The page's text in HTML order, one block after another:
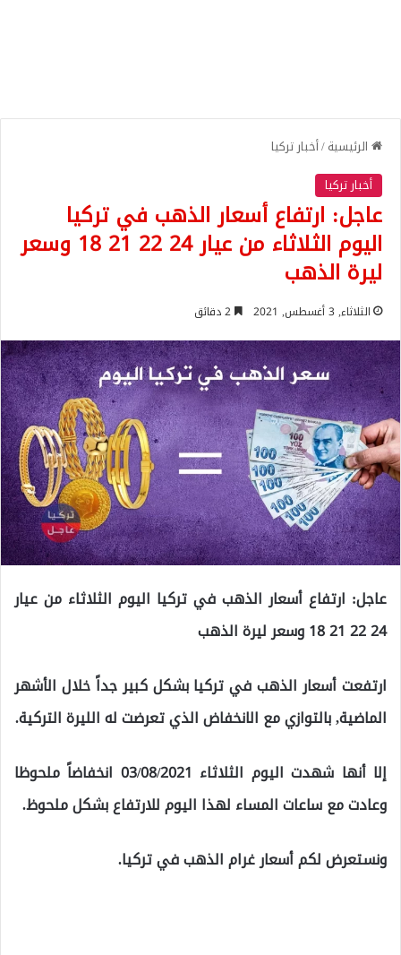
الرئيسية/أخبار تركيا
أخبار تركيا
عاجل: ارتفاع أسعار الذهب في تركيا
اليوم الثلاثاء من عيار 24 22 21 18 وسعر
ليرة الذهب
الثلاثاء, 3 أغسطس, 2021
عاجل: ارتفاع أسعار الذهب في تركيا اليوم الثلاثاء من عيار
24 22 21 18 وسعر ليرة الذهب
ارتفعت أسعار الذهب في تركيا بشكل كبير جداً خلال الأشهر
الماضية, بالتوازي مع الانخفاض الذي تعرضت له الليرة التركية.
إلا أنها شهدت اليوم الثلاثاء 03/08/2021 انخفاضاً ملحوظا
وعادت مع ساعات المساء لهذا اليوم للارتفاع بشكل ملحوظ.
ونستعرض لكم أسعار غرام الذهب في تركيا.